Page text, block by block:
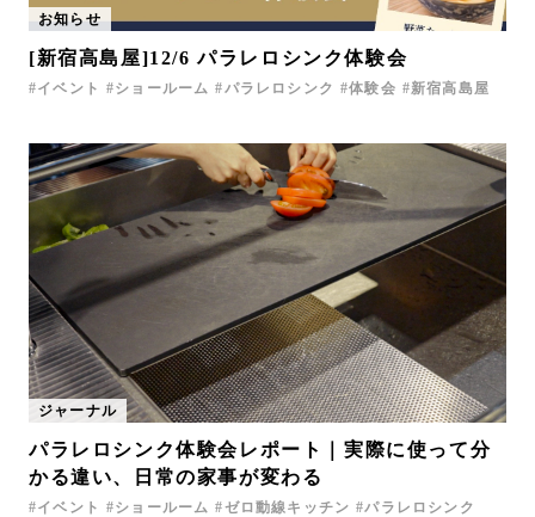
お知らせ
[新宿高島屋]12/6 パラレロシンク体験会
イベント ショールーム パラレロシンク 体験会 新宿高島屋
ジャーナル
パラレロシンク体験会レポート｜実際に使って分
かる違い、日常の家事が変わる
イベント ショールーム ゼロ動線キッチン
パラレロシンク